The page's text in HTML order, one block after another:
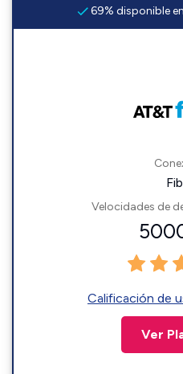
69% disponible
Velocidades de
Calificación de
Ver